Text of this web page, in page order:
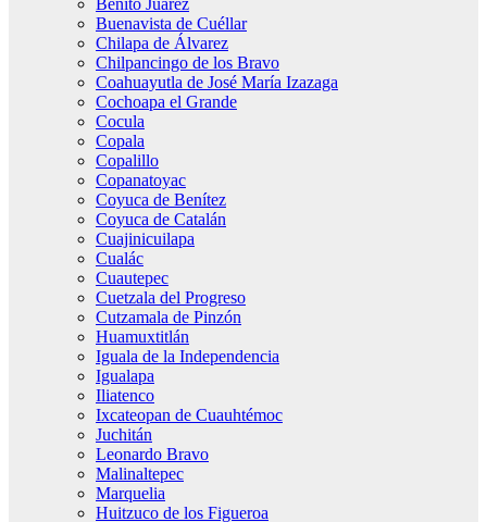
Benito Juárez
Buenavista de Cuéllar
Chilapa de Álvarez
Chilpancingo de los Bravo
Coahuayutla de José María Izazaga
Cochoapa el Grande
Cocula
Copala
Copalillo
Copanatoyac
Coyuca de Benítez
Coyuca de Catalán
Cuajinicuilapa
Cualác
Cuautepec
Cuetzala del Progreso
Cutzamala de Pinzón
Huamuxtitlán
Iguala de la Independencia
Igualapa
Iliatenco
Ixcateopan de Cuauhtémoc
Juchitán
Leonardo Bravo
Malinaltepec
Marquelia
Huitzuco de los Figueroa